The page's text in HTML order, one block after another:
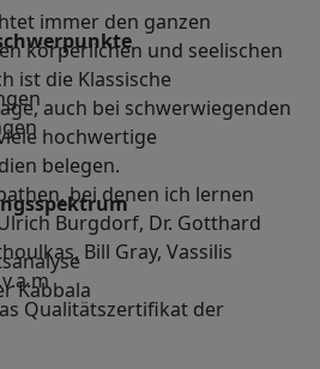
immer den ganzen
körperlichen und seelischen
ist die Klassische
auch bei schwerwiegenden
hochwertige
belegen.
bei denen ich lernen
Burgdorf, Dr. Gotthard
Bill Gray, Vassilis
Qualitätszertifikat der
(SHZ). Ich bin Mitglied
Kabbala